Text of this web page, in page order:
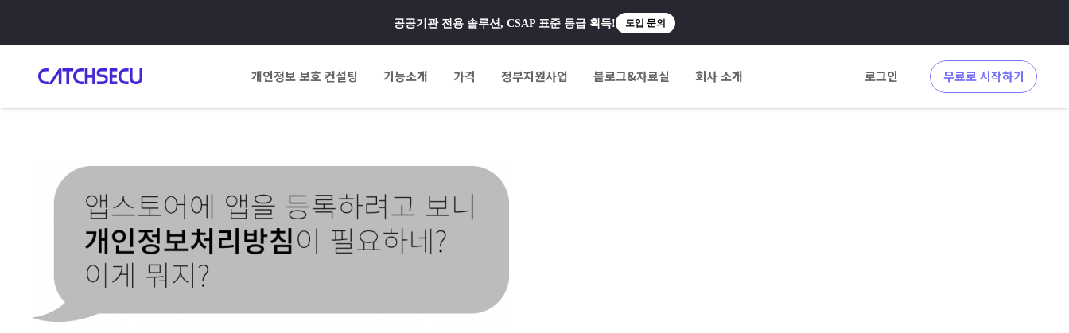
공공기관 전용 솔루션, CSAP 표준 등급 획득! 도입 문의
개인정보 보호 컨설팅 기능소개 가격 정부지원사업 블로그&자료실 회사 소개 로그인 무료로 시작하기